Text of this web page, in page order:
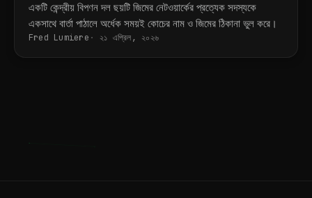
একটি কেন্দ্রীয় বিপণন দল ছয়টি জিমের নেটওয়ার্কের প্রত্যেক সদস্যকে
একসাথে বার্তা পাঠালে অর্ধেক সময়ই কোচের নাম ও জিমের ঠিকানা ভুল করে।
Fred Lumiere ২১ এপ্রিল, ২০২৬